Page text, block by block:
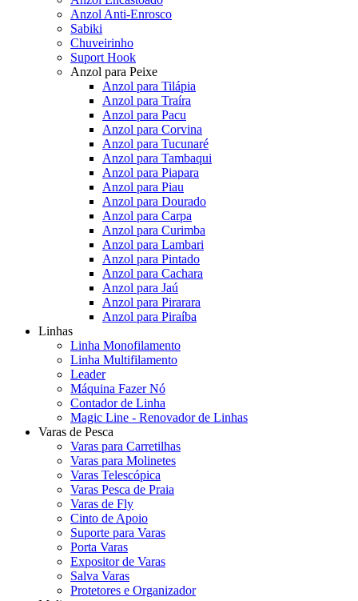
Anzol Anti-Enrosco
Sabiki
Chuveirinho
Suport Hook
Anzol para Peixe
Anzol para Tilápia
Anzol para Traíra
Anzol para Pacu
Anzol para Corvina
Anzol para Tucunaré
Anzol para Tambaqui
Anzol para Piapara
Anzol para Piau
Anzol para Dourado
Anzol para Carpa
Anzol para Curimba
Anzol para Lambari
Anzol para Pintado
Anzol para Cachara
Anzol para Jaú
Anzol para Pirarara
Anzol para Piraíba
Linhas
Linha Monofilamento
Linha Multifilamento
Leader
Máquina Fazer Nó
Contador de Linha
Magic Line - Renovador de Linhas
Varas de Pesca
Varas para Carretilhas
Varas para Molinetes
Varas Telescópica
Varas Pesca de Praia
Varas de Fly
Cinto de Apoio
Suporte para Varas
Porta Varas
Expositor de Varas
Salva Varas
Protetores e Organizador